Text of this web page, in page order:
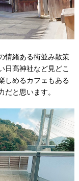
情緒ある街並み散策
日髙神社など見どこ
しめるカフェもある
と思います。